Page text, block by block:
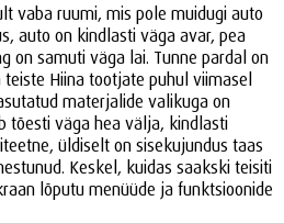
vaba ruumi, mis pole muidugi auto
auto on kindlasti väga avar, pea
on samuti väga lai. Tunne pardal on
Hiina tootjate puhul viimasel
materjalide valikuga on
tõesti väga hea välja, kindlasti
üldiselt on sisekujundus taas
Keskel, kuidas saakski teisiti
lõputu menüüde ja funktsioonide